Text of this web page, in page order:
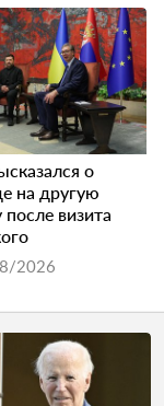
о
на другую
после визита
2026